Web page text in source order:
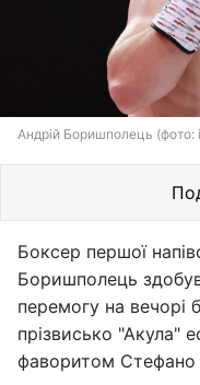
Андрій Боришполець (фото:
Боксер першої
Боришполець
перемогу на вечорі
прізвисько "Акула"
фаворитом Стефано